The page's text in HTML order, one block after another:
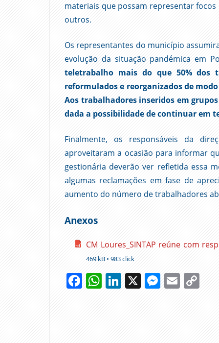
materiais que possam representar
outros.
Os representantes do município
evolução da situação pandémica em
teletrabalho mais do que 50% dos
reformulados e reorganizados de
Aos trabalhadores inseridos em
dada a possibilidade de continuar em
Finalmente, os responsáveis da
aproveitaram a ocasião para informar
gestionária deverão ver refletida essa
algumas reclamações em fase de
aumento do número de trabalhadores
Anexos
CM Loures_SINTAP reúne com
469 kB • 983 click
Facebook
WhatsApp
LinkedIn
X Email